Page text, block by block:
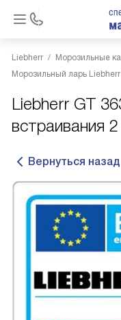
Liebherr Морозильные
Морозильный ларь
Liebherr GT
встраивания 2
Вернуться назад